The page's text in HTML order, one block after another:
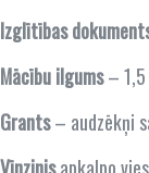
Izglītības
Mācību ilgums– 1,5
Grants– audzēkņi